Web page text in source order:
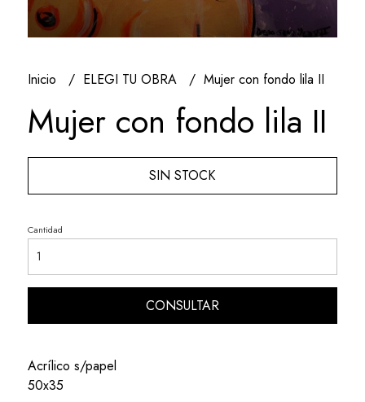
Inicio ELEGI TU OBRA Mujer con fondo lila II
Mujer con fondo lila II
SIN STOCK
Cantidad
CONSULTAR
Acrílico s/papel
50x35